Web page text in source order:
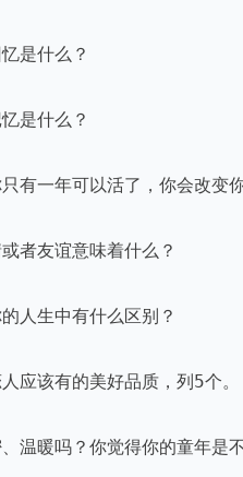
是什么？
是什么？
有一年可以活了，你会改变
者友谊意味着什么？
人生中有什么区别？
应该有的美好品质，列5个。
温暖吗？你觉得你的童年是